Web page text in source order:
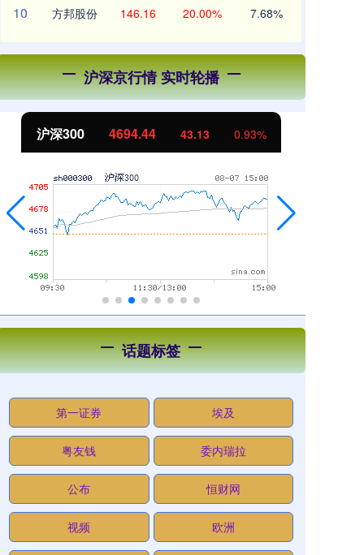
10 方邦股份 146.16 20.00% 7.68%
沪深京行情 实时轮播
北证50 1134.24 11.37 1.01%
话题标签
第一证券 埃及
粤友钱 委内瑞拉
公布 恒财网
视频 欧洲